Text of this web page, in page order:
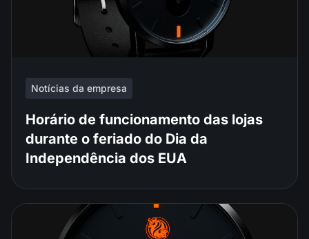
Notícias da empresa
Horário de funcionamento das lojas
durante o feriado do Dia da
Independência dos EUA